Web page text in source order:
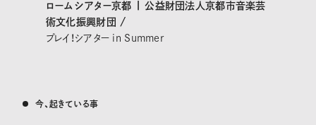
ロームシアター京都 | 公益財団法人京都市音楽芸
術文化振興財団 /
プレイ！シアター in Summer
今、起きている事